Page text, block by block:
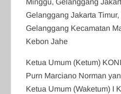
Minggu, Gelanggang
Gelanggang Jakarta
Gelanggang Kecamatan
Kebon Jahe
Ketua Umum (Ketum)
Purn Marciano Norman
Ketua Umum (Waketum) I